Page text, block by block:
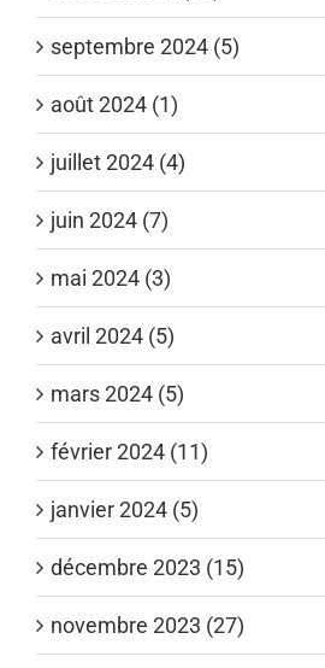
septembre 2024 (5)
août 2024 (1)
juillet 2024 (4)
juin 2024 (7)
mai 2024 (3)
avril 2024 (5)
mars 2024 (5)
février 2024 (11)
janvier 2024 (5)
décembre 2023 (15)
novembre 2023 (27)